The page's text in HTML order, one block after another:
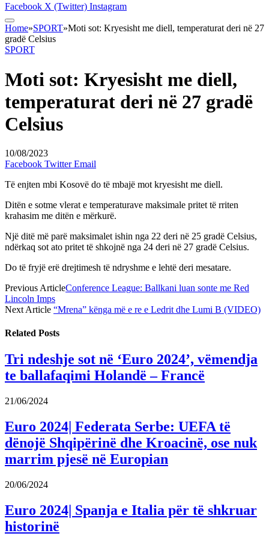
Facebook X (Twitter) Instagram
Home»SPORT»Moti sot: Kryesisht me diell, temperaturat deri në 27
gradë Celsius
SPORT
Moti sot: Kryesisht me diell,
temperaturat deri në 27 gradë
Celsius
10/08/2023
Facebook Twitter Email
Të enjten mbi Kosovë do të mbajë mot kryesisht me diell.
Ditën e sotme vlerat e temperaturave maksimale pritet të rriten
krahasim me ditën e mërkurë.
Një ditë më parë maksimalet ishin nga 22 deri në 25 gradë Celsius,
ndërkaq sot ato pritet të shkojnë nga 24 deri në 27 gradë Celsius.
Do të fryjë erë drejtimesh të ndryshme e lehtë deri mesatare.
Previous ArticleConference League: Ballkani luan sonte me Red
Lincoln Imps
Next Article “Mrena” kënga më e re e Ledrit dhe Lumi B (VIDEO)
Related Posts
Tri ndeshje sot në ‘Euro 2024’, vëmendja
te ballafaqimi Holandë – Francë
21/06/2024
Euro 2024| Federata Serbe: UEFA të
dënojë Shqipërinë dhe Kroacinë, ose nuk
marrim pjesë në Europian
20/06/2024
Euro 2024| Spanja e Italia për të shkruar
historinë